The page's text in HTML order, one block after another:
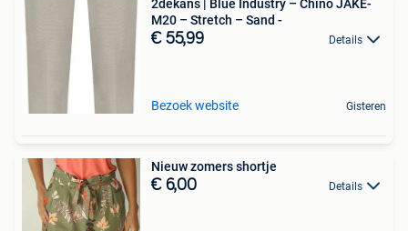
2dekans | Blue Industry – Chino JAKE-
M20 – Stretch – Sand -
€ 55,99 Details
Bezoek website Gisteren
Nieuw zomers shortje
€ 6,00 Details